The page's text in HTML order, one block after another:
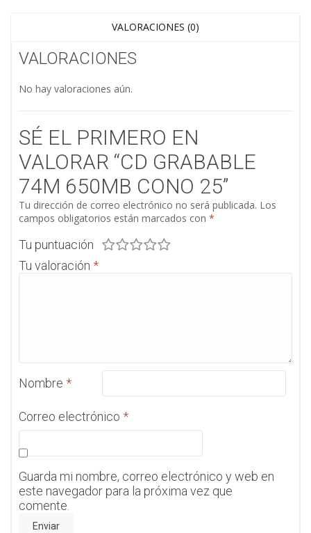
VALORACIONES (0)
VALORACIONES
No hay valoraciones aún.
SÉ EL PRIMERO EN
VALORAR “CD GRABABLE
74M 650MB CONO 25”
Tu dirección de correo electrónico no será publicada. Los
campos obligatorios están marcados con *
Tu puntuación
Tu valoración *
Nombre *
Correo electrónico *
Guarda mi nombre, correo electrónico y web en
este navegador para la próxima vez que
comente.